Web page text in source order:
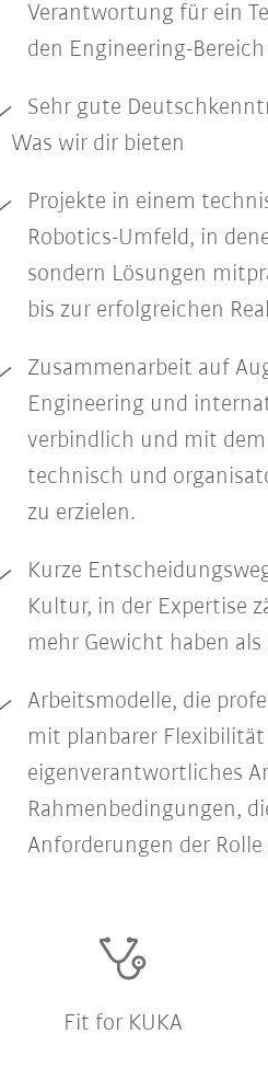
Verantwortung für ein
den Engineering-
Sehr gute
Was wir dir bieten
Projekte in einem
Robotics-Umfeld, in
sondern Lösungen
bis zur erfolgreichen
Zusammenarbeit auf
Engineering und
verbindlich und mit
technisch und
zu erzielen.
Kurze
Kultur, in der Expertise
mehr Gewicht haben
Arbeitsmodelle, die
mit planbarer
eigenverantwortliches
Rahmenbedingungen,
Anforderungen der
Fit for KUKA